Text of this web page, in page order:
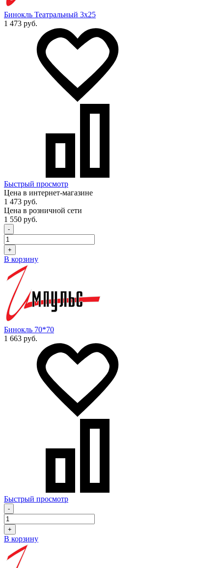
Бинокль Театральный 3х25
1 473 руб.
Быстрый просмотр
Цена в интернет-магазине
1 473 руб.
Цена в розничной сети
1 550 руб.
-
+
В корзину
Бинокль 70*70
1 663 руб.
Быстрый просмотр
-
+
В корзину